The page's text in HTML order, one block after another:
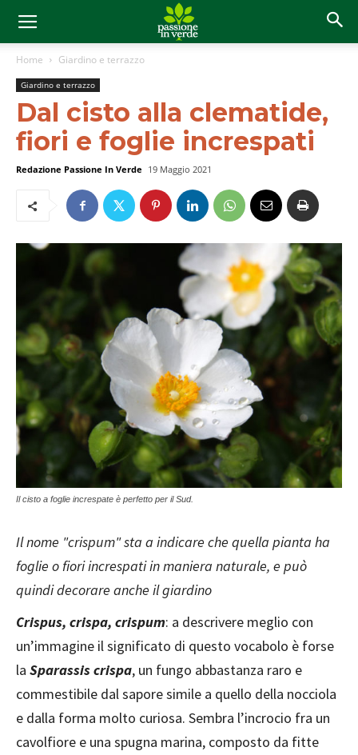
Home Giardino e terrazzo
Giardino e terrazzo
Dal cisto alla clematide,
fiori e foglie increspati
Redazione Passione In Verde 19 Maggio 2021
Il cisto a foglie increspate è perfetto per il Sud.
Il nome "crispum" sta a indicare che quella pianta ha
foglie o fiori increspati in maniera naturale, e può
quindi decorare anche il giardino
Crispus, crispa, crispum: a descrivere meglio con
un’immagine il significato di questo vocabolo è forse
la Sparassis crispa, un fungo abbastanza raro e
commestibile dal sapore simile a quello della nocciola
e dalla forma molto curiosa. Sembra l’incrocio fra un
cavolfiore e una spugna marina, composto da fitte